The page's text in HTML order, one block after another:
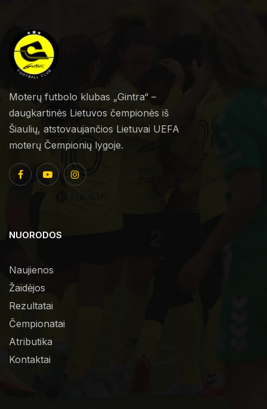
Moterų futbolo klubas „Gintra“ –
daugkartinės Lietuvos čempionės iš
Šiaulių, atstovaujančios Lietuvai UEFA
moterų Čempionių lygoje.
NUORODOS
Naujienos
Žaidėjos
Rezultatai
Čempionatai
Atributika
Kontaktai